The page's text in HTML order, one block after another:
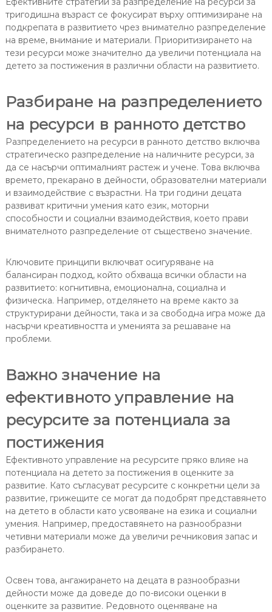
тригодишна възраст се фокусират върху оптимизиране на
подкрепата в развитието чрез внимателно разпределение
на време, внимание и материали. Приоритизирането на
тези ресурси може значително да увеличи потенциала на
детето за постижения в различни области на развитието.
Разбиране на разпределението
на ресурси в ранното детство
Разпределението на ресурси в ранното детство включва
стратегическо разпределение на наличните ресурси, за
да се насърчи оптималният растеж и учене. Това включва
времето, прекарано в дейности, образователни материали
и взаимодействие с възрастни. На три години децата
развиват критични умения като език, моторни
способности и социални взаимодействия, което прави
внимателното разпределение от съществено значение.
Ключовите принципи включват осигуряване на
балансиран подход, който обхваща всички области на
развитието: когнитивна, емоционална, социална и
физическа. Например, отделянето на време както за
структурирани дейности, така и за свободна игра може да
насърчи креативността и уменията за решаване на
проблеми.
Важно значение на
ефективното управление на
ресурсите за потенциала за
постижения
Ефективното управление на ресурсите пряко влияе на
потенциала на детето за постижения в оценките за
развитие. Като съгласуват ресурсите с конкретни цели за
развитие, грижещите се могат да подобрят представянето
на детето в области като усвояване на езика и социални
умения. Например, предоставянето на разнообразни
четивни материали може да увеличи речниковия запас и
разбирането.
Освен това, ангажирането на децата в разнообразни
дейности може да доведе до по-високи оценки в
оценките за развитие. Редовното оценяване на